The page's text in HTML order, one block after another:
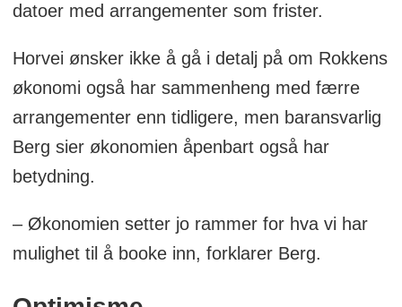
datoer med arrangementer som frister.
Horvei ønsker ikke å gå i detalj på om Rokkens
økonomi også har sammenheng med færre
arrangementer enn tidligere, men baransvarlig
Berg sier økonomien åpenbart også har
betydning.
– Økonomien setter jo rammer for hva vi har
mulighet til å booke inn, forklarer Berg.